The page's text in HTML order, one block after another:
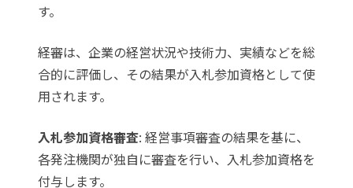
す。
経審は、企業の経営状況や技術力、実績などを総
合的に評価し、その結果が入札参加資格として使
用されます。
入札参加資格審査: 経営事項審査の結果を基に、
各発注機関が独自に審査を行い、入札参加資格を
付与します。